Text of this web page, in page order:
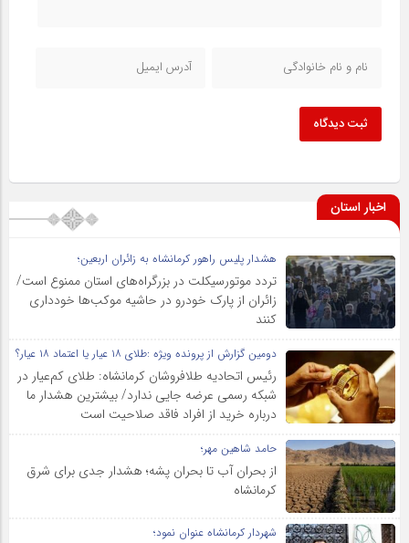
ثبت دیدگاه
اخبار استان
هشدار پلیس راهور کرمانشاه به زائران اربعین؛
تردد موتورسیکلت در بزرگراه‌های استان ممنوع است/
زائران از پارک خودرو در حاشیه موکب‌ها خودداری
کنند
دومین گزارش از پرونده ویژه :طلای ۱۸ عیار یا اعتماد ۱۸ عیار؟
رئیس اتحادیه طلافروشان کرمانشاه: طلای کم‌عیار در
شبکه رسمی عرضه جایی ندارد/ بیشترین هشدار ما
درباره خرید از افراد فاقد صلاحیت است
حامد شاهین مهر؛
از بحران آب تا بحران پشه؛ هشدار جدی برای شرق
کرمانشاه
شهردار کرمانشاه عنوان نمود؛